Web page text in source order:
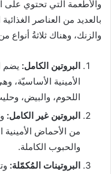
والأطعمة التي تحتوي على
والزنك، وهناك ثلاثةُ
البروتين الكامل: يضم
الأمينية الأساسيّة،
اللحوم، والبيض،
البروتين غير الكامل:
من الأحماض الأمينية
والحبوب الكاملة.
البروتينات المُكمّلة: